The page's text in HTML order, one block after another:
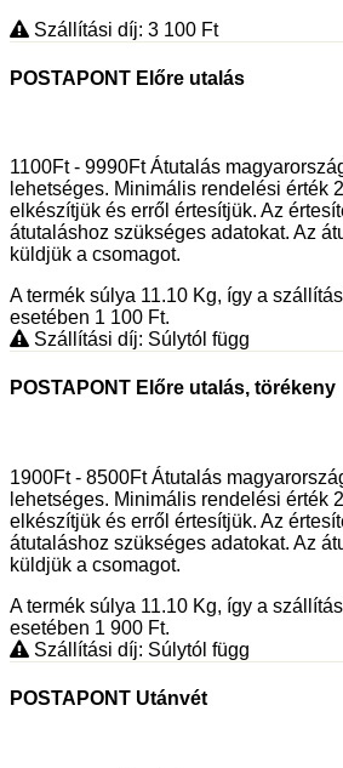
Szállítási díj: 3 100 Ft
POSTAPONT Előre utalás
1100Ft - 9990Ft Átutalás
lehetséges. Minimális rendelési érték
elkészítjük és erről értesítjük. Az
átutaláshoz szükséges adatokat. Az
küldjük a csomagot.
A termék súlya 11.10 Kg, így a
esetében 1 100 Ft.
Szállítási díj: Súlytól függ
POSTAPONT Előre utalás, törékeny
1900Ft - 8500Ft Átutalás
lehetséges. Minimális rendelési érték
elkészítjük és erről értesítjük. Az
átutaláshoz szükséges adatokat. Az
küldjük a csomagot.
A termék súlya 11.10 Kg, így a
esetében 1 900 Ft.
Szállítási díj: Súlytól függ
POSTAPONT Utánvét